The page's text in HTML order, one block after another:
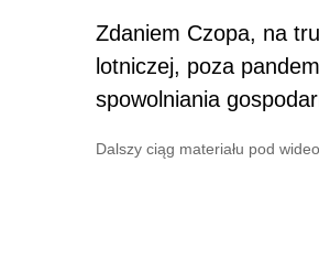
Zdaniem Czopa, na
lotniczej, poza
spowolniania
Dalszy ciąg materiału pod wideo